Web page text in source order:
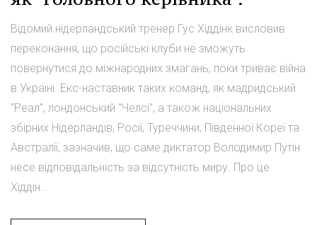
Відомий нідерландський тренер Гус Хіддінк висловив
переконання, що російські клуби не зможуть
повернутися до міжнародних змагань, поки триває війна
в Україні. Екс-наставник таких команд, як мадридський
"Реал", лондонський "Челсі", а також національних
збірних Нідерландів, Росії, Туреччини, Південної Кореї та
Австралії, зазначив, що саме диктатор Володимир Путін
несе відповідальність за відсутність миру. Про це
Хіддін...